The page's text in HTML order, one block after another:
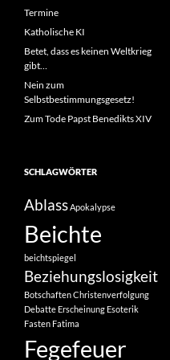
Termine
Katholische KI
Betet, dass es keinen Weltkrieg
gibt…
Nein zum
Selbstbestimmungsgesetz!
Zum Tode Papst Benedikts XIV
SCHLAGWÖRTER
AblassApokalypse
Beichte
beichtspiegel
Beziehungslosigkeit
BotschaftenChristenverfolgung
Debatte Erscheinung Esoterik
Fasten Fatima
Fegefeuer